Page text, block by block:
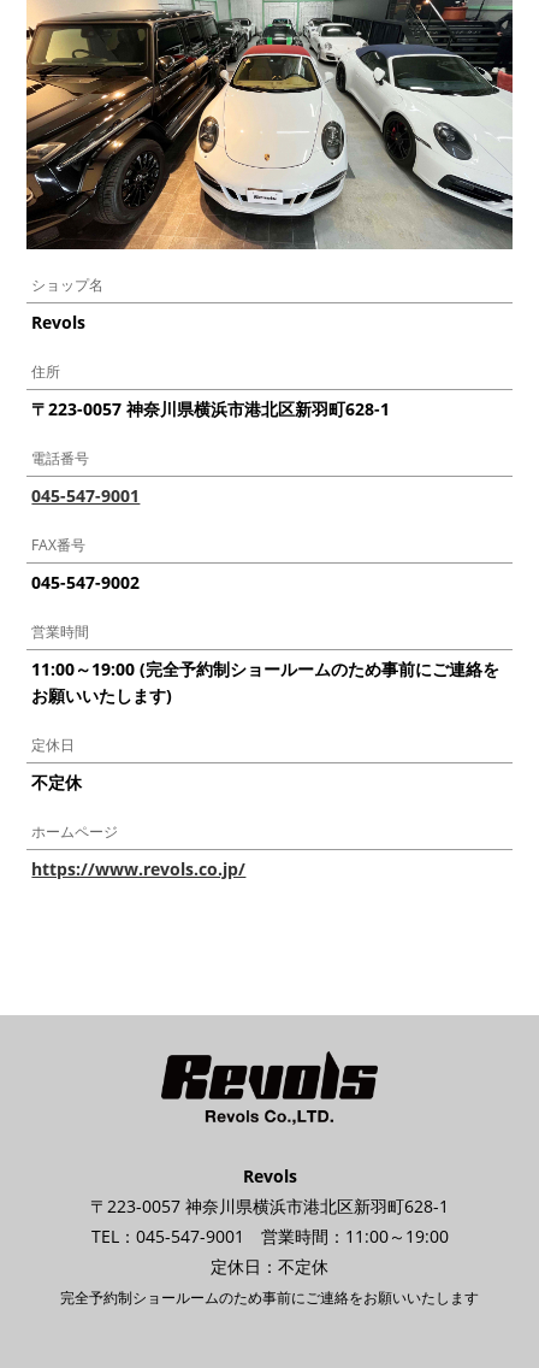
ショップ名
Revols
住所
〒223-0057 神奈川県横浜市港北区新羽町628-1
電話番号
045-547-9001
FAX番号
045-547-9002
営業時間
11:00～19:00 (完全予約制ショールームのため事前にご連絡を
お願いいたします)
定休日
不定休
ホームページ
https://www.revols.co.jp/
Revols
〒223-0057 神奈川県横浜市港北区新羽町628-1
TEL：045-547-9001 営業時間：11:00～19:00
定休日：不定休
完全予約制ショールームのため事前にご連絡をお願いいたします